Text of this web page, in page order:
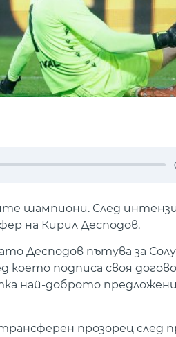
-
шампиони. След
на Кирил Десподов.
Десподов пътува за
подписа своя
най-доброто
прозорец след